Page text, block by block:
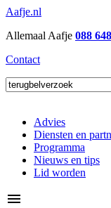
Aafje.nl
Allemaal Aafje 088
Contact
Advies
Diensten en
Programma
Nieuws en tips
Lid worden
menu